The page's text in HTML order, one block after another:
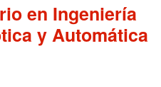
en Ingeniería
y Automática